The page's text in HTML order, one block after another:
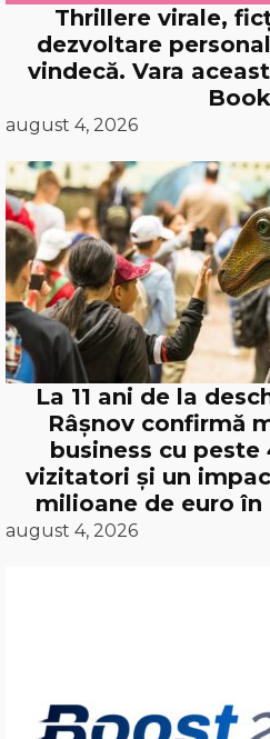
Thrillere virale,
dezvoltare
vindecă. Vara
august 4, 2026
La 11 ani de la
Râșnov confirmă
business cu
vizitatori și un
milioane de euro
august 4, 2026